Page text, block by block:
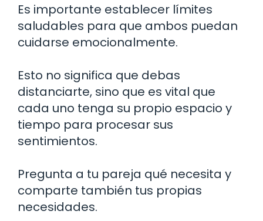
Es importante establecer límites
saludables para que ambos puedan
cuidarse emocionalmente.
Esto no significa que debas
distanciarte, sino que es vital que
cada uno tenga su propio espacio y
tiempo para procesar sus
sentimientos.
Pregunta a tu pareja qué necesita y
comparte también tus propias
necesidades.